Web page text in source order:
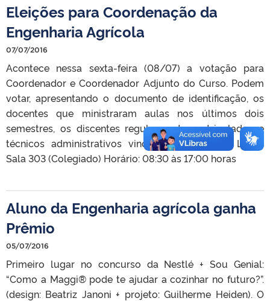
Eleições para Coordenação da
Engenharia Agrícola
07/07/2016
Acontece nessa sexta-feira (08/07) a votação para
Coordenador e Coordenador Adjunto do Curso. Podem
votar, apresentando o documento de identificação, os
docentes que ministraram aulas nos últimos dois
semestres, os discentes regularmente matriculados e
técnicos administrativos vinculados ao curso. Local:
Sala 303 (Colegiado) Horário: 08:30 às 17:00 horas
Aluno da Engenharia agrícola ganha
Prêmio
05/07/2016
Primeiro lugar no concurso da Nestlé + Sou Genial:
“Como a Maggi® pode te ajudar a cozinhar no futuro?”.
(design: Beatriz Janoni + projeto: Guilherme Heiden). O